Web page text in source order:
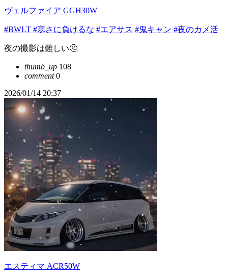
ヴェルファイア GGH30W
#BWLT #寒さに負けるな #エアサス #鬼キャン #夜のカメ活
夜の撮影は難しい🤔
thumb_up 108
comment0
2026/01/14 20:37
エスティマ ACR50W